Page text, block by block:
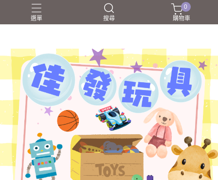
選單 搜尋
NERF射擊玩具 家家酒
戰鬥陀螺BEYBLADEX
益智挑戰
盲盒
0
購物車